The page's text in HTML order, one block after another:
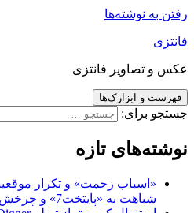
رفتن به نوشته‌ها
فانتزی
عکس و تصاویر فانتزی
فهرست و ابزارک‌ها
جستجو برای:
نوشته‌های تازه
«اسباب زحمت» و تکرار
شباهت به «پایتخت7» و چرخش بر مدار تکرار